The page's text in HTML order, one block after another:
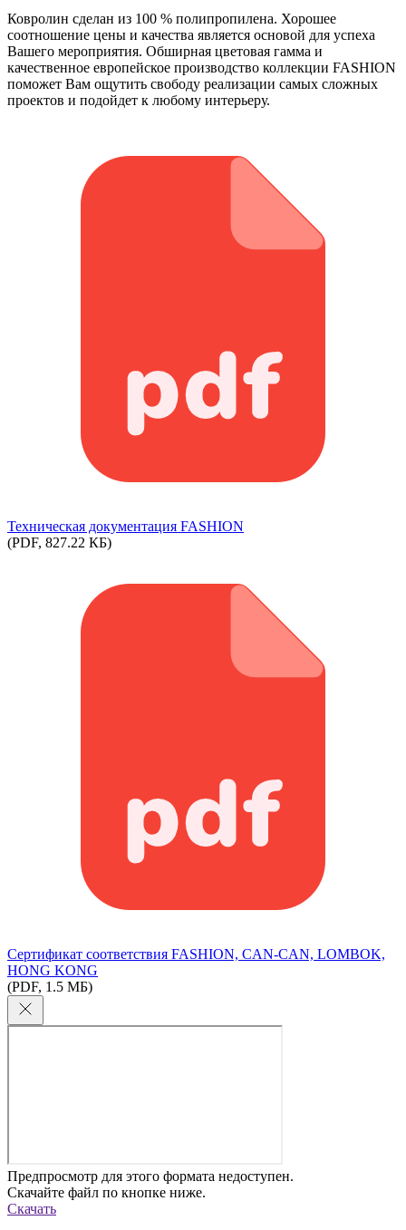
Ковролин сделан из 100 % полипропилена. Хорошее
соотношение цены и качества является основой для успеха
Вашего мероприятия. Обширная цветовая гамма и
качественное европейское производство коллекции FASHION
поможет Вам ощутить свободу реализации самых сложных
проектов и подойдет к любому интерьеру.
Техническая документация FASHION
(PDF, 827.22 КБ)
Сертификат соответствия FASHION, CAN-CAN, LOMBOK,
HONG KONG
(PDF, 1.5 МБ)
Предпросмотр для этого формата недоступен.
Скачайте файл по кнопке ниже.
Скачать